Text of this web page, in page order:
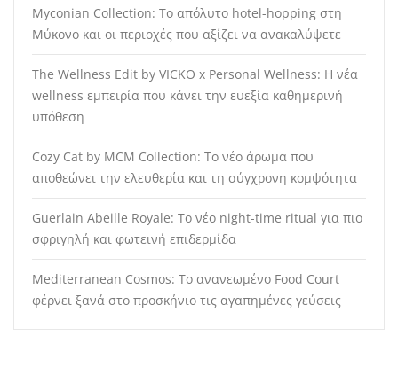
Myconian Collection: Το απόλυτο hotel-hopping στη
Μύκονο και οι περιοχές που αξίζει να ανακαλύψετε
The Wellness Edit by VICKO x Personal Wellness: Η νέα
wellness εμπειρία που κάνει την ευεξία καθημερινή
υπόθεση
Cozy Cat by MCM Collection: Το νέο άρωμα που
αποθεώνει την ελευθερία και τη σύγχρονη κομψότητα
Guerlain Abeille Royale: Το νέο night-time ritual για πιο
σφριγηλή και φωτεινή επιδερμίδα
Mediterranean Cosmos: Το ανανεωμένο Food Court
φέρνει ξανά στο προσκήνιο τις αγαπημένες γεύσεις